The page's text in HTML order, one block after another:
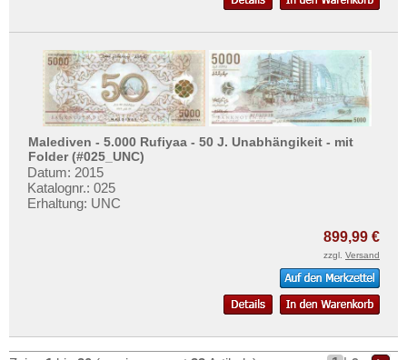
Malediven - 5.000 Rufiyaa - 50 J. Unabhängikeit - mit
Folder (#025_UNC)
Datum: 2015
Katalognr.: 025
Erhaltung: UNC
899,99 €
zzgl. Versand